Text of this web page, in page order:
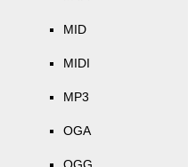
MID
MIDI
MP3
OGA